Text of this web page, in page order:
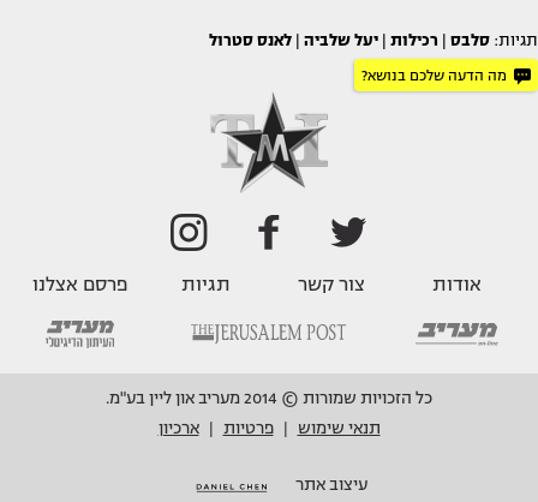
תגיות: סלבס רכילות יעל שלביה לאנס סטרול
מה הדעה שלכם בנושא?
אודות צור קשר תגיות פרסם אצלנו
כל הזכויות שמורות © 2014 מעריב און ליין בע"מ.
תנאי שימוש
פרטיות ארכיון
עיצוב אתר